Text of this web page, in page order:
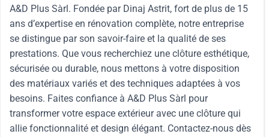
A&D Plus Sàrl. Fondée par Dinaj Astrit, fort de plus de 15
ans d’expertise en rénovation complète, notre entreprise
se distingue par son savoir-faire et la qualité de ses
prestations. Que vous recherchiez une clôture esthétique,
sécurisée ou durable, nous mettons à votre disposition
des matériaux variés et des techniques adaptées à vos
besoins. Faites confiance à A&D Plus Sàrl pour
transformer votre espace extérieur avec une clôture qui
allie fonctionnalité et design élégant. Contactez-nous dès